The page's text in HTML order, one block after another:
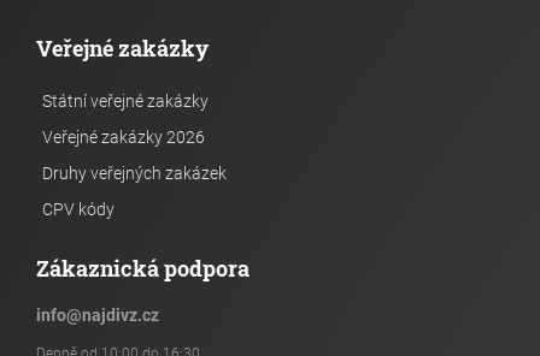
Veřejné zakázky
Státní veřejné zakázky
Veřejné zakázky 2026
Druhy veřejných zakázek
CPV kódy
Zákaznická podpora
info@najdivz.cz